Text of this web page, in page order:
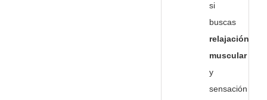
si
buscas
relajación
muscular
y
sensación